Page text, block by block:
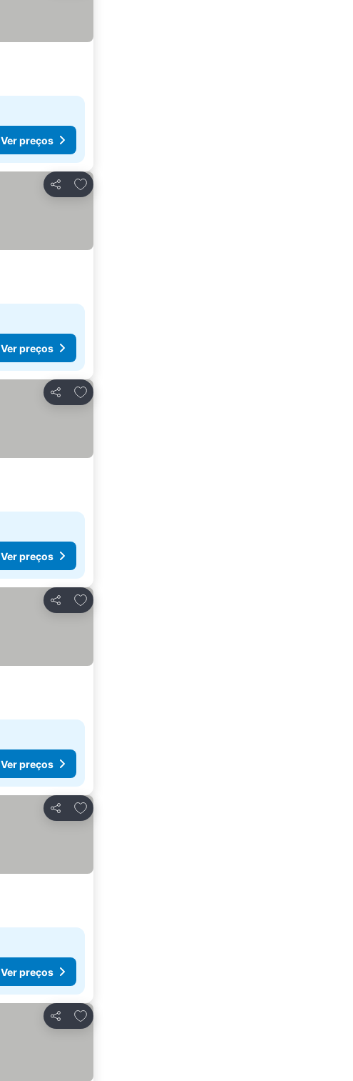
Ver preços
Partilhar
Adicionar aos favoritos
Ver preços
Partilhar
Adicionar aos favoritos
Ver preços
Partilhar
Adicionar aos favoritos
Ver preços
Partilhar
Adicionar aos favoritos
Ver preços
Partilhar
Adicionar aos favoritos